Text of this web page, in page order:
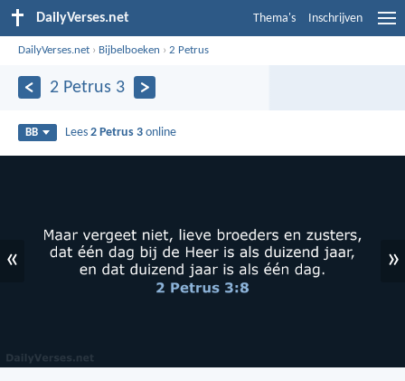
DailyVerses.net Thema's Inschrijven
DailyVerses.net › Bijbelboeken ›2 Petrus
2 Petrus 3
BB Lees2 Petrus 3 online
« »